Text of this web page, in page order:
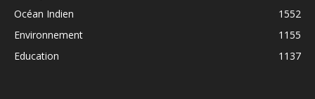
Océan Indien
1552
Environnement
1155
Education
1137